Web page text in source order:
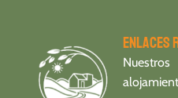
Enlaces
Nuestros